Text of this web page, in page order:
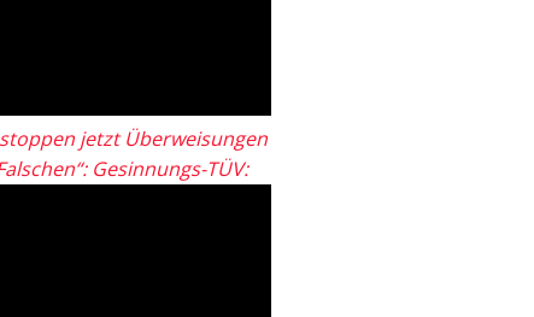
jetzt Überweisungen
Gesinnungs-TÜV: